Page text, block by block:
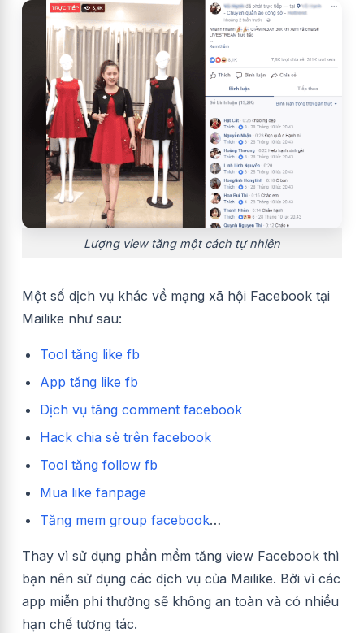
Lượng view tăng một cách tự nhiên
Một số dịch vụ khác về mạng xã hội Facebook tại
Mailike như sau:
Tool tăng like fb
App tăng like fb
Dịch vụ tăng comment facebook
Hack chia sẻ trên facebook
Tool tăng follow fb
Mua like fanpage
Tăng mem group facebook…
Thay vì sử dụng phần mềm tăng view Facebook thì
bạn nên sử dụng các dịch vụ của Mailike. Bởi vì các
app miễn phí thường sẽ không an toàn và có nhiều
hạn chế tương tác.